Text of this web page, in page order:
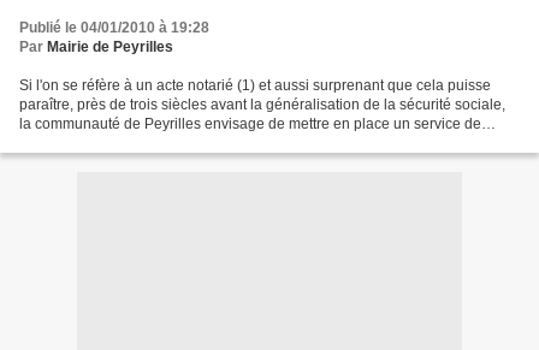
Publié le 04/01/2010 à 19:28
Par Mairie de Peyrilles
Si l'on se réfère à un acte notarié (1) et aussi surprenant que cela puisse
paraître, près de trois siècles avant la généralisation de la sécurité sociale,
la communauté de Peyrilles envisage de mettre en place un service de